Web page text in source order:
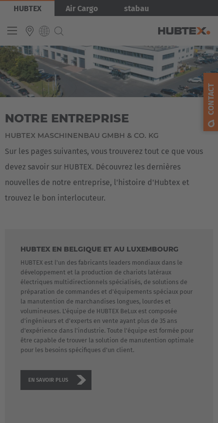
Aller
contenu
HUBTEX Air Cargo stabau
INTERNATIONAL
English
Español
Français
Image
NOTRE ENTREPRISE
HUBTEX MASCHINENBAU GMBH & CO. KG
Sur les pages suivantes, vous trouverez tout ce que vous
devez savoir sur HUBTEX. Découvrez les dernières
nouvelles de notre entreprise, l'histoire d'Hubtex et
trouvez le bon interlocuteur.
HUBTEX EN BELGIQUE ET AU LUXEMBOURG
HUBTEX est l'un des fabricants leaders mondiaux dans le
développement et la production de chariots latéraux
électriques multidirectionnels spécialisés, de solutions de
préparation de commandes et d'équipements spéciaux pour
la manutention de marchandises longues, lourdes et
volumineuses. L'équipe de HUBTEX BeLux est composée
d'ingénieurs et d'experts en vente ayant plus de 35 ans
d'expérience dans l'industrie. Toute l'équipe est formée pour
être capable de trouver la solution de manutention optimale
pour les besoins spécifiques d'un client.
EN SAVOIR PLUS
CONTACT